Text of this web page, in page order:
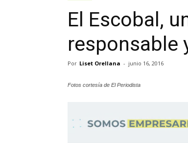
El Escobal,
responsable
Por Liset Orellana - junio 16, 2016
Fotos cortesía de El Periodista